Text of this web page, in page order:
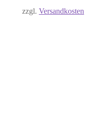
zzgl. Versandkosten